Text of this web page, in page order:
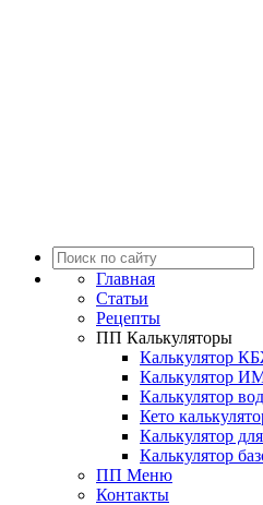
Главная
Статьи
Рецепты
ПП Калькуляторы
Калькулятор
Калькулятор
Калькулятор
Кето
Калькулятор
Калькулятор
ПП Меню
Контакты